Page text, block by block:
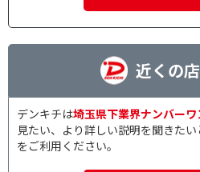
近くの
デンキチは埼玉県下業界ナンバー
見たい、より詳しい説明を聞きた
をご利用ください。